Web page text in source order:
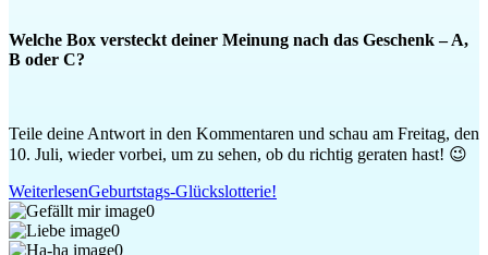
Welche Box versteckt deiner Meinung nach das Geschenk – A,
B oder C?
Teile deine Antwort in den Kommentaren und schau am Freitag, den
10. Juli, wieder vorbei, um zu sehen, ob du richtig geraten hast! 😉
WeiterlesenGeburtstags-Glückslotterie!
0
0
0